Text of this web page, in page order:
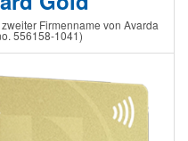
Firmenname von Avarda
556158-1041)